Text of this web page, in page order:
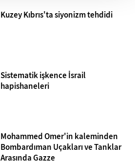
Kuzey Kıbrıs'ta siyonizm tehdidi
Sistematik işkence İsrail
hapishaneleri
Mohammed Omer'in kaleminden
Bombardıman Uçakları ve Tanklar
Arasında Gazze